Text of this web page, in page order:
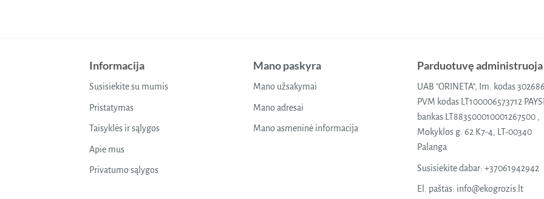
Informacija
Susisiekite su mumis
Pristatymas
Taisyklės ir sąlygos
Apie mus
Privatumo sąlygos
Mano paskyra
Mano užsakymai
Mano adresai
Mano asmeninė informacija
Parduotuvę administruoja
UAB "ORINETA", Im. kodas
PVM kodas LT100006573712
bankas LT883500010001267500 ,
Mokyklos g. 62 K7-4, LT-00340
Palanga
Susisiekite dabar: +37061942942
El. paštas: info@ekogrozis.lt